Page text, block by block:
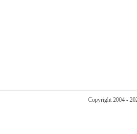
Copyright 2004 -